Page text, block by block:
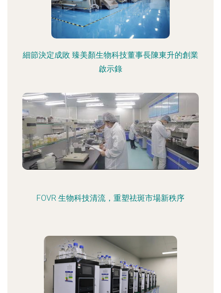
細節決定成敗 臻美顏生物科技董事長陳東升的創業
啟示錄
FOVR 生物科技清流，重塑祛斑市場新秩序